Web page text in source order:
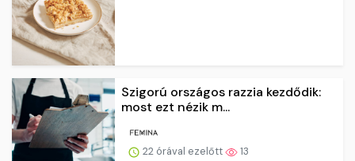
Szigorú országos razzia kezdődik:
most ezt nézik m...
22 órával ezelőtt 13